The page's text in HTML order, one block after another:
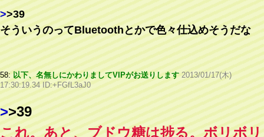
>>39
そういうのってBluetoothとかで色々仕込めそうだな
58: 以下、名無しにかわりましてVIPがお送りします 2013/01/17(木)
17:30:19.34 ID:+FGfL3aJ0
>>39
これ。あと、ブドウ糖は捗る。ボリボリ